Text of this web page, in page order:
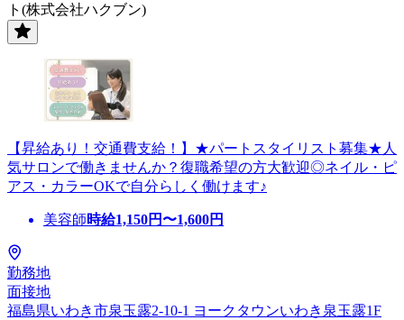
ト(株式会社ハクブン)
【昇給あり！交通費支給！】★パートスタイリスト募集★人
気サロンで働きませんか？復職希望の方大歓迎◎ネイル・ピ
アス・カラーOKで自分らしく働けます♪
美容師時給1,150円〜1,600円
勤務地
面接地
福島県いわき市泉玉露2-10-1 ヨークタウンいわき泉玉露1F